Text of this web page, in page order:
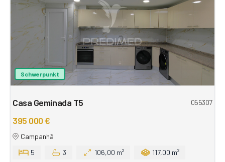
Schwerpunkt
Casa Geminada T5 055307
395 000 €
Campanhã
5
3 106,00 m² 117,00 m²